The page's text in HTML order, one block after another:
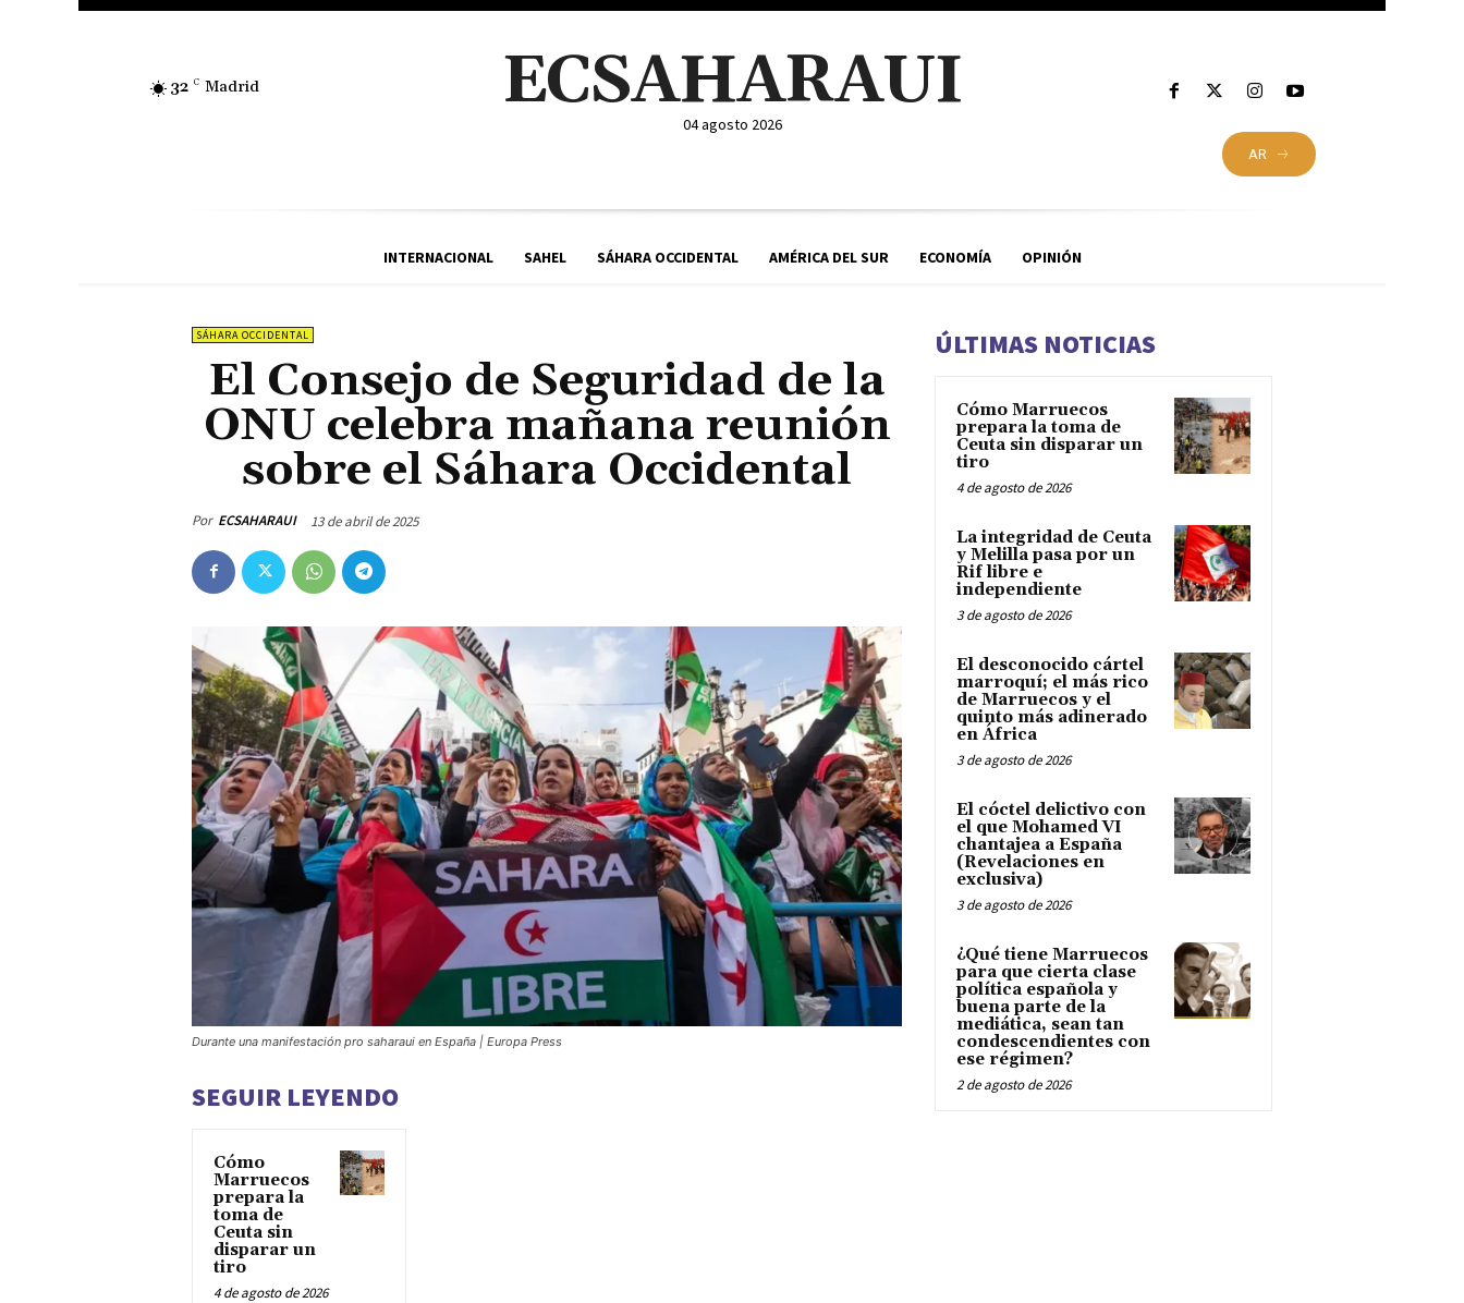
32 C Madrid ECSAHARAUI
04 agosto 2026
AR
INTERNACIONAL SAHEL SÁHARA OCCIDENTAL AMÉRICA DEL SUR ECONOMÍA OPINIÓN
SÁHARA OCCIDENTAL
El Consejo de Seguridad de la
ONU celebra mañana reunión
sobre el Sáhara Occidental
Por ECSAHARAUI 13 de abril de 2025
Durante una manifestación pro saharaui en España | Europa Press
SEGUIR LEYENDO
Cómo
Marruecos
prepara la
toma de
Ceuta sin
disparar un
tiro
4 de agosto de 2026
ÚLTIMAS NOTICIAS
Cómo Marruecos
prepara la toma de
Ceuta sin disparar un
tiro
4 de agosto de 2026
La integridad de Ceuta
y Melilla pasa por un
Rif libre e
independiente
3 de agosto de 2026
El desconocido cártel
marroquí; el más rico
de Marruecos y el
quinto más adinerado
en África
3 de agosto de 2026
El cóctel delictivo con
el que Mohamed VI
chantajea a España
(Revelaciones en
exclusiva)
3 de agosto de 2026
¿Qué tiene Marruecos
para que cierta clase
política española y
buena parte de la
mediática, sean tan
condescendientes con
ese régimen?
2 de agosto de 2026